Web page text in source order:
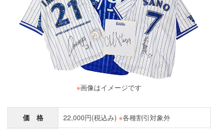
※画像はイメージです
価 格 22,000円(税込み) ※各種割引対象外